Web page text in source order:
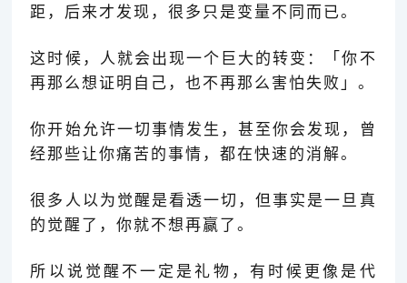
距，后来才发现，很多只是变量不同而已。
这时候，人就会出现一个巨大的转变：「你不
再那么想证明自己，也不再那么害怕失败 」。
你开始允许一切事情发生，甚至你会发现，曾
经那些让你痛苦的事情，都在快速的消解。
很多人以为觉醒是看透一切，但事实是一旦真
的觉醒了，你就不想再赢了。
所以说觉醒不一定是礼物，有时候更像是代